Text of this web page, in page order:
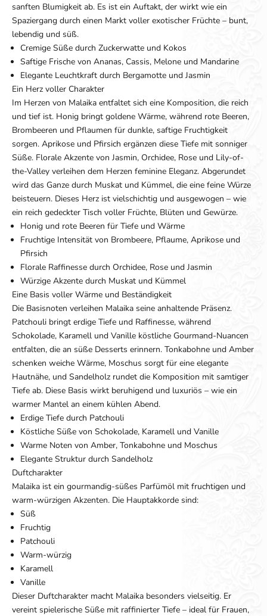
sanften Blumigkeit ab. Es ist ein Auftakt, der wirkt wie ein
Spaziergang durch einen Markt voller exotischer Früchte – bunt,
lebendig und süß.
Cremige Süße durch Zuckerwatte und Kokos
Saftige Frische von Ananas, Cassis, Melone und Mandarine
Elegante Leuchtkraft durch Bergamotte und Jasmin
Ein Herz voller Charakter
Im Herzen von Malaika entfaltet sich eine Komposition, die reich
und tief ist. Honig bringt goldene Wärme, während rote Beeren,
Brombeeren und Pflaumen für dunkle, saftige Fruchtigkeit
sorgen. Aprikose und Pfirsich ergänzen diese Tiefe mit sonniger
Süße. Florale Akzente von Jasmin, Orchidee, Rose und Lily-of-
the-Valley verleihen dem Herzen feminine Eleganz. Abgerundet
wird das Ganze durch Muskat und Kümmel, die eine feine Würze
beisteuern. Dieses Herz ist vielschichtig und ausgewogen – wie
ein reich gedeckter Tisch voller Früchte, Blüten und Gewürze.
Honig und rote Beeren für Tiefe und Wärme
Fruchtige Intensität von Brombeere, Pflaume, Aprikose und
Pfirsich
Florale Raffinesse durch Orchidee, Rose und Jasmin
Würzige Akzente durch Muskat und Kümmel
Eine Basis voller Wärme und Beständigkeit
Die Basisnoten verleihen Malaika seine anhaltende Präsenz.
Patchouli bringt erdige Tiefe und Raffinesse, während
Schokolade, Karamell und Vanille köstliche Gourmand-Nuancen
entfalten, die an süße Desserts erinnern. Tonkabohne und Amber
schenken weiche Wärme, Moschus sorgt für eine elegante
Hautnähe, und Sandelholz rundet die Komposition mit samtiger
Tiefe ab. Diese Basis wirkt beruhigend und luxuriös – wie ein
warmer Mantel an einem kühlen Abend.
Erdige Tiefe durch Patchouli
Köstliche Süße von Schokolade, Karamell und Vanille
Warme Noten von Amber, Tonkabohne und Moschus
Elegante Struktur durch Sandelholz
Duftcharakter
Malaika ist ein gourmandig-süßes Parfümöl mit fruchtigen und
warm-würzigen Akzenten. Die Hauptakkorde sind:
Süß
Fruchtig
Patchouli
Warm-würzig
Karamell
Vanille
Dieser Duftcharakter macht Malaika besonders vielseitig. Er
vereint spielerische Süße mit raffinierter Tiefe – ideal für Frauen,